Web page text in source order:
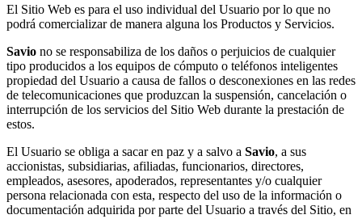
El Sitio Web es para el uso individual del Usuario por lo que no
podrá comercializar de manera alguna los Productos y Servicios.
Savio no se responsabiliza de los daños o perjuicios de cualquier
tipo producidos a los equipos de cómputo o teléfonos inteligentes
propiedad del Usuario a causa de fallos o desconexiones en las redes
de telecomunicaciones que produzcan la suspensión, cancelación o
interrupción de los servicios del Sitio Web durante la prestación de
estos.
El Usuario se obliga a sacar en paz y a salvo a Savio, a sus
accionistas, subsidiarias, afiliadas, funcionarios, directores,
empleados, asesores, apoderados, representantes y/o cualquier
persona relacionada con esta, respecto del uso de la información o
documentación adquirida por parte del Usuario a través del Sitio, en